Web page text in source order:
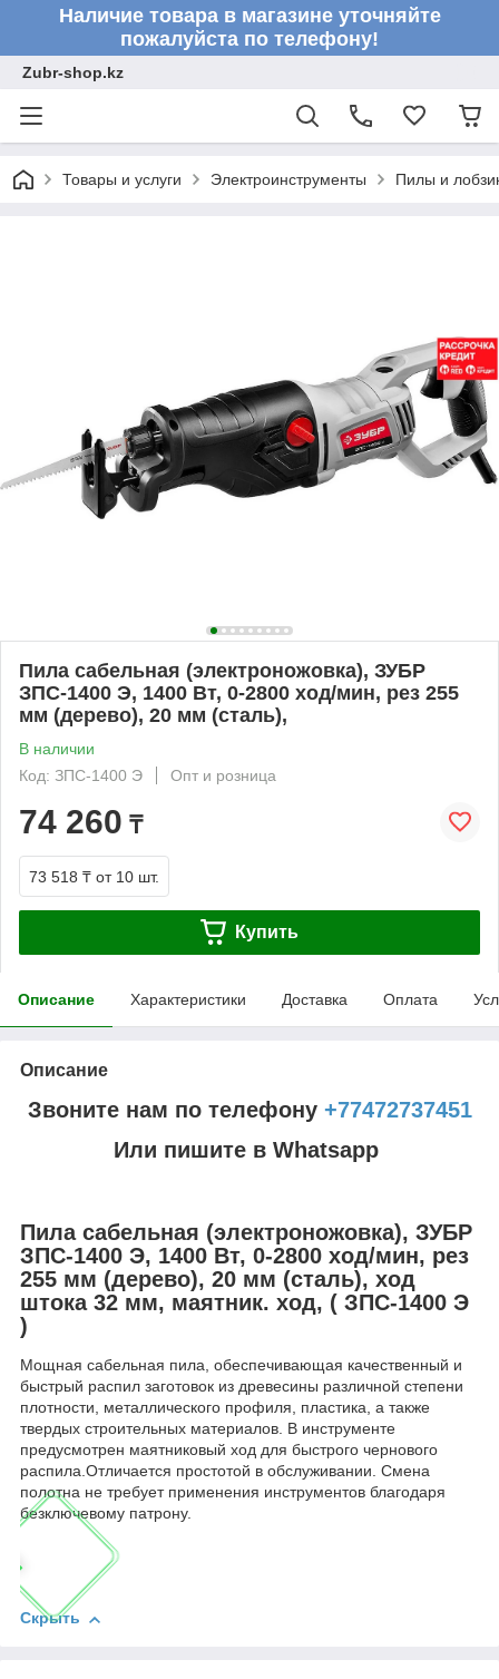
Наличие товара в магазине уточняйте
пожалуйста по телефону!
Zubr-shop.kz
Товары и услуги Электроинструменты Пилы и
Пила сабельная (электроножовка), ЗУБР
ЗПС-1400 Э, 1400 Вт, 0-2800 ход/мин, рез 255
мм (дерево), 20 мм (сталь),
В наличии
Код: ЗПС-1400 Э
Опт и розница
74 260 ₸
73 518 ₸ от 10 шт.
Купить
Описание Характеристики Доставка Оплата
Описание
Звоните нам по телефону +77472737451
Или пишите в Whatsapp
Пила сабельная (электроножовка), ЗУБР
ЗПС-1400 Э, 1400 Вт, 0-2800 ход/мин, рез
255 мм (дерево), 20 мм (сталь), ход
штока 32 мм, маятник. ход, ( ЗПС-1400 Э
)
Мощная сабельная пила, обеспечивающая качественный и
быстрый распил заготовок из древесины различной степени
плотности, металлического профиля, пластика, а также
твердых строительных материалов. В инструменте
предусмотрен маятниковый ход для быстрого чернового
распила.Отличается простотой в обслуживании. Смена
полотна не требует применения инструментов благодаря
безключевому патрону.
Скрыть